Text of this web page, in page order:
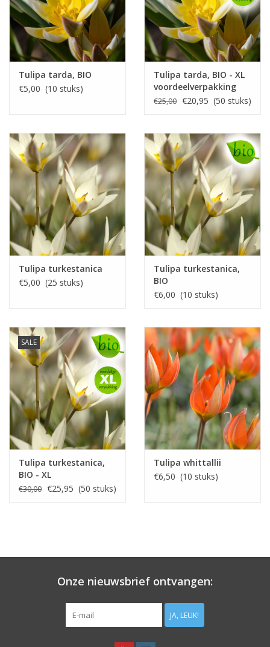
Tulipa tarda, BIO
€5,00 (10 stuks)
Tulipa tarda, BIO - XL
voordeelverpakking
€25,00 €20,95 (50 stuks)
Tulipa turkestanica
€5,00 (25 stuks)
Tulipa turkestanica,
BIO
€6,00 (10 stuks)
SALE
Tulipa turkestanica,
BIO - XL
voordeelverpakking
€30,00 €25,95 (50 stuks)
Tulipa whittallii
€6,50 (10 stuks)
Onze nieuwsbrief ontvangen:
JA, LEUK!